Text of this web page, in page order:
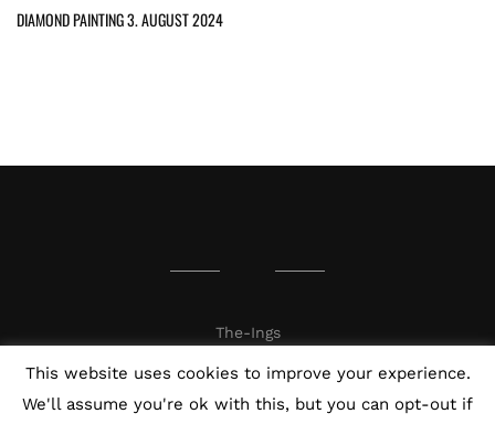
DIAMOND PAINTING3. AUGUST 2024
The-Ings
This website uses cookies to improve your experience.
We'll assume you're ok with this, but you can opt-out if